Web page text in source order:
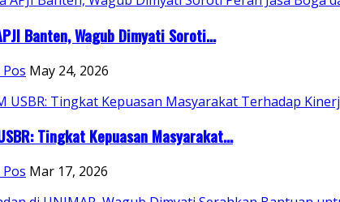
Banten, Wagub Dimyati Soroti...
May 24, 2026
Tingkat Kepuasan Masyarakat...
Mar 17, 2026